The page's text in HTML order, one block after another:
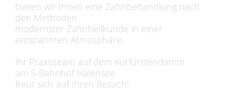
bieten wir Ihnen eine Zahnbehandlung nach
den Methoden
modernster Zahnheilkunde in einer
entspannten Atmosphäre.
Ihr Praxisteam auf dem Kurfürstendamm
am S-Bahnhof Halensee
freut sich auf Ihren Besuch!